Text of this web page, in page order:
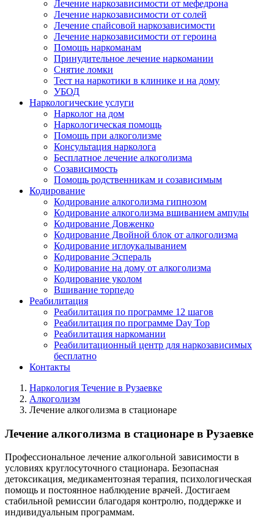
Лечение наркозависимости от мефедрона
Лечение наркозависимости от солей
Лечение спайсовой наркозависимости
Лечение наркозависимости от героина
Помощь наркоманам
Принудительное лечение наркомании
Снятие ломки
Тест на наркотики в клинике и на дому
УБОД
Наркологические услуги
Нарколог на дом
Наркологическая помощь
Помощь при алкоголизме
Консультация нарколога
Бесплатное лечение алкоголизма
Созависимость
Помощь родственникам и созависимым
Кодирование
Кодирование алкоголизма гипнозом
Кодирование алкоголизма вшиванием ампулы
Кодирование Довженко
Кодирование Двойной блок от алкоголизма
Кодирование иглоукалыванием
Кодирование Эспераль
Кодирование на дому от алкоголизма
Кодирование уколом
Вшивание торпедо
Реабилитация
Реабилитация по программе 12 шагов
Реабилитация по программе Day Top
Реабилитация наркомании
Реабилитационный центр для наркозависимых
бесплатно
Контакты
Наркология Течение в Рузаевке
Алкоголизм
Лечение алкоголизма в стационаре
Лечение алкоголизма в стационаре в Рузаевке
Профессиональное лечение алкогольной зависимости в
условиях круглосуточного стационара. Безопасная
детоксикация, медикаментозная терапия, психологическая
помощь и постоянное наблюдение врачей. Достигаем
стабильной ремиссии благодаря контролю, поддержке и
индивидуальным программам.